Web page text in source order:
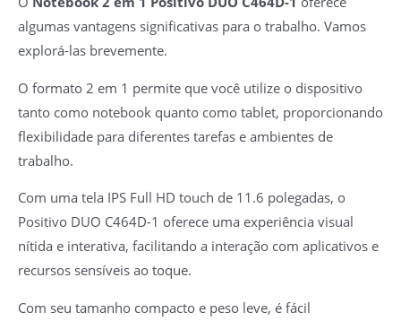
algumas vantagens significativas para o trabalho. Vamos
explorá-las brevemente.
O formato 2 em 1 permite que você utilize o dispositivo
tanto como notebook quanto como tablet, proporcionando
flexibilidade para diferentes tarefas e ambientes de
trabalho.
Com uma tela IPS Full HD touch de 11.6 polegadas, o
Positivo DUO C464D-1 oferece uma experiência visual
nítida e interativa, facilitando a interação com aplicativos e
recursos sensíveis ao toque.
Com seu tamanho compacto e peso leve, é fácil